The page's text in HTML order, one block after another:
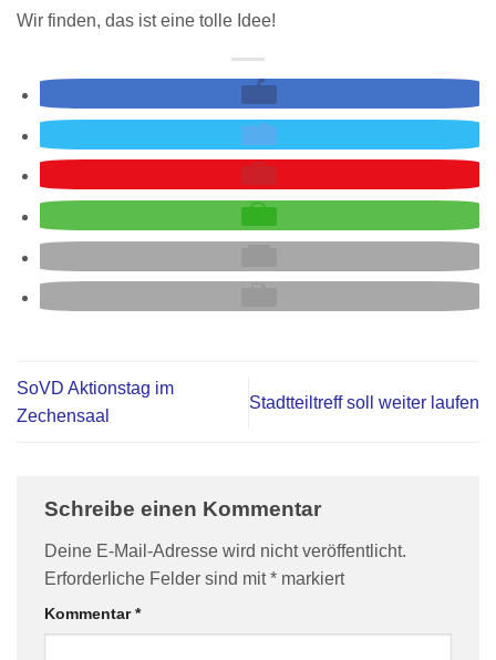
Wir finden, das ist eine tolle Idee!
SoVD Aktionstag im
Zechensaal
Stadtteiltreff soll weiter laufen
Schreibe einen Kommentar
Deine E-Mail-Adresse wird nicht veröffentlicht.
Erforderliche Felder sind mit* markiert
Kommentar*